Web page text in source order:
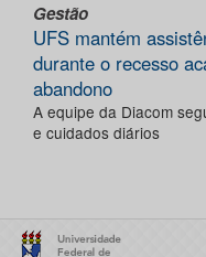
Gestão
UFS mantém
durante o recesso
abandono
A equipe da Diacom
e cuidados diários